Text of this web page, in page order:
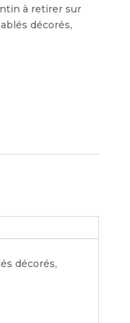
à retirer sur
décorés,
décorés,